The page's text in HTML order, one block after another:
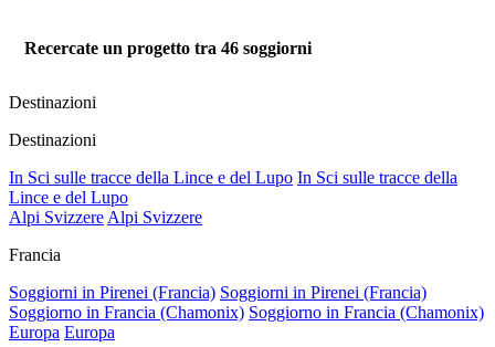
Recercate un progetto tra 46 soggiorni
Destinazioni
Destinazioni
In Sci sulle tracce della Lince e del Lupo In Sci sulle tracce della
Lince e del Lupo
Alpi SvizzereAlpi Svizzere
Francia
Soggiorni in Pirenei (Francia) Soggiorni in Pirenei (Francia)
Soggiorno in Francia (Chamonix) Soggiorno in Francia (Chamonix)
Europa Europa